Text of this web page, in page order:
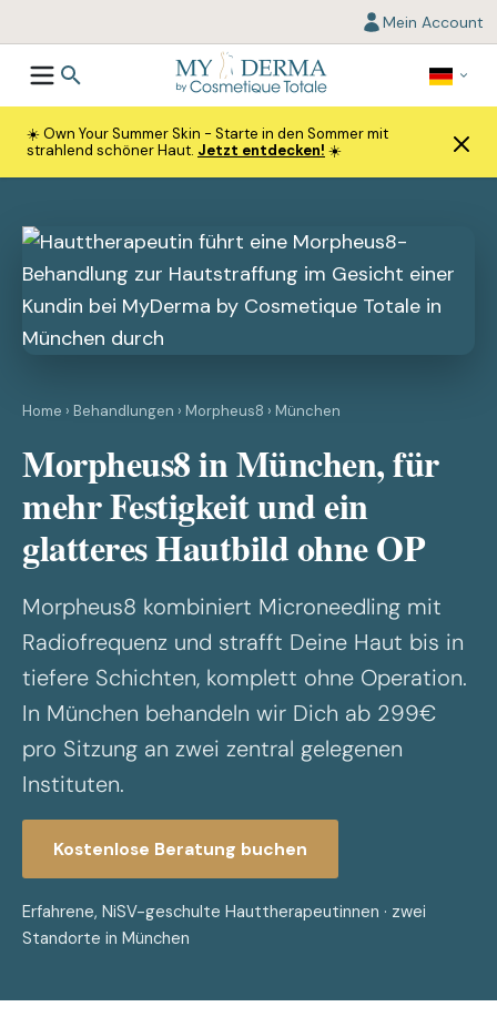
Mein Account
☀️ Own Your Summer Skin - Starte in den Sommer mit
strahlend schöner Haut. Jetzt entdecken! ☀️
Home › Behandlungen › Morpheus8 › München
Morpheus8 in München, für
mehr Festigkeit und ein
glatteres Hautbild ohne OP
Morpheus8 kombiniert Microneedling mit
Radiofrequenz und strafft Deine Haut bis in
tiefere Schichten, komplett ohne Operation.
In München behandeln wir Dich ab 299€
pro Sitzung an zwei zentral gelegenen
Instituten.
Kostenlose Beratung buchen
Erfahrene, NiSV-geschulte Hauttherapeutinnen · zwei
Standorte in München